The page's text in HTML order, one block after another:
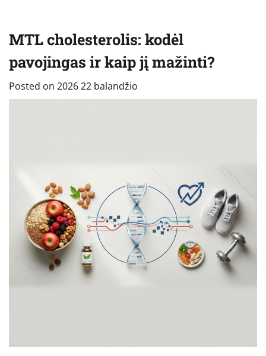
MTL cholesterolis: kodėl
pavojingas ir kaip jį mažinti?
Posted on 2026 22 balandžio